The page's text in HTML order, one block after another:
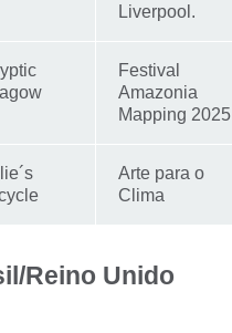
Liverpool.
Festival
Amazonia
Mapping 2025
Arte para o
Clima
Reino Unido